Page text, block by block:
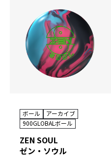
ボール
アーカイブ
900GLOBALボール
ZEN SOUL
ゼン・ソウル